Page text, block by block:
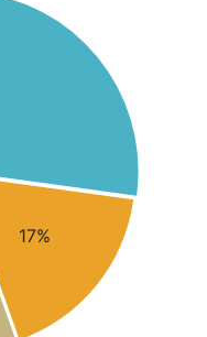
17%